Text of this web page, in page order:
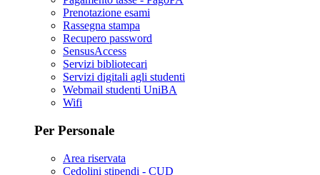
Prenotazione esami
Rassegna stampa
Recupero password
SensusAccess
Servizi bibliotecari
Servizi digitali agli studenti
Webmail studenti UniBA
Wifi
Per Personale
Area riservata
Cedolini stipendi - CUD